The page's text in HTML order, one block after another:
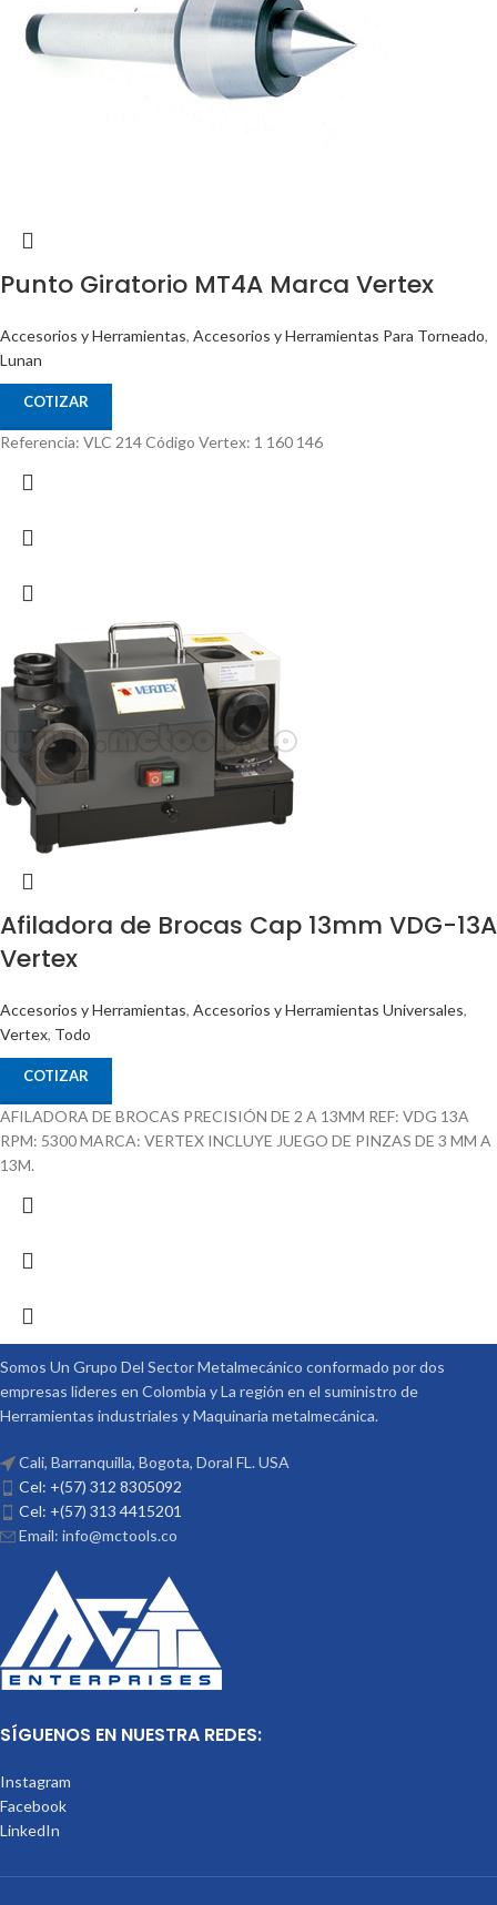
Punto Giratorio MT4A Marca Vertex
Accesorios y Herramientas, Accesorios y Herramientas Para Torneado,
Lunan
COTIZAR
Referencia: VLC 214 Código Vertex: 1 160 146
Afiladora de Brocas Cap 13mm VDG-13A
Vertex
Accesorios y Herramientas, Accesorios y Herramientas Universales,
Vertex, Todo
COTIZAR
AFILADORA DE BROCAS PRECISIÓN DE 2 A 13MM REF: VDG 13A
RPM: 5300 MARCA: VERTEX INCLUYE JUEGO DE PINZAS DE 3 MM A
13M.
Somos Un Grupo Del Sector Metalmecánico conformado por dos
empresas lideres en Colombia y La región en el suministro de
Herramientas industriales y Maquinaria metalmecánica.
Cali, Barranquilla, Bogota, Doral FL. USA
Cel: +(57) 312 8305092
Cel: +(57) 313 4415201
Email: info@mctools.co
SÍGUENOS EN NUESTRA REDES:
Instagram
Facebook
LinkedIn